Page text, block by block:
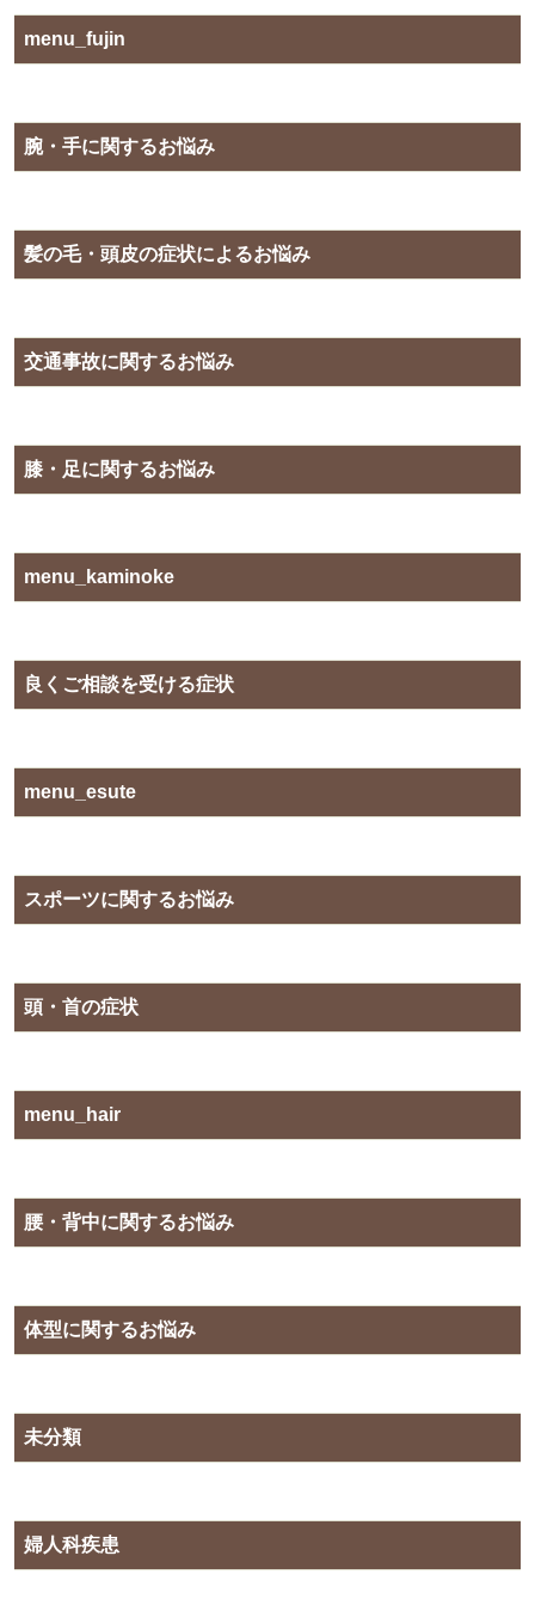
menu_fujin
腕・手に関するお悩み
髪の毛・頭皮の症状によるお悩み
交通事故に関するお悩み
膝・足に関するお悩み
menu_kaminoke
良くご相談を受ける症状
menu_esute
スポーツに関するお悩み
頭・首の症状
menu_hair
腰・背中に関するお悩み
体型に関するお悩み
未分類
婦人科疾患